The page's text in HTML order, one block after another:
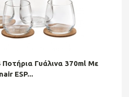
Γυάλινα 370ml Με
ESP...